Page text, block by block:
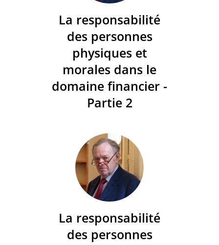
La responsabilité
des personnes
physiques et
morales dans le
domaine financier -
Partie 2
La responsabilité
des personnes